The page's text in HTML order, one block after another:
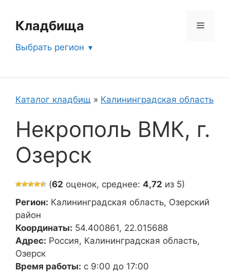
содержимому
Кладбища Меню
Выбрать регион
Каталог кладбищ » Калининградская область
Некрополь ВМК, г.
Озерск
(62 оценок, среднее: 4,72 из 5)
Регион: Калининградская область, Озерский
район
Координаты: 54.400861, 22.015688
Адрес: Россия, Калининградская область,
Озерск
Время работы: с 9:00 до 17:00